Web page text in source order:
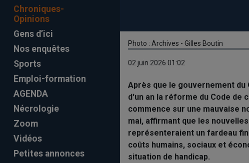
Chroniques-
Opinions
Gens d’ici
Nos enquêtes
Sports
Emploi-formation
AGENDA
Nécrologie
Zoom
Vidéos
Petites annonces
Photo : Archives - Gilles Boutin
02 juin 2026 01:02
Après que le gouvernement
d'un an la réforme du Code de
commence sur une mauvaise
mai, affirmant que les
représenteraient un fardeau
coûts humains, sociaux et
situation de handicap.